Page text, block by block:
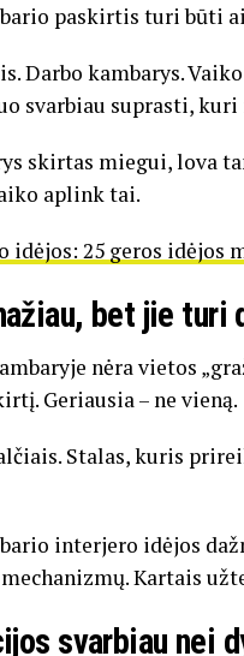
paskirtis turi būti
Darbo kambarys.
svarbiau suprasti, kuri
skirtas miegui, lova
aplink tai.
idėjos: 25 geros idėjos
bet jie turi
nėra vietos
Geriausia – ne vieną.
Stalas, kuris
interjero idėjos
Kartais
svarbiau nei